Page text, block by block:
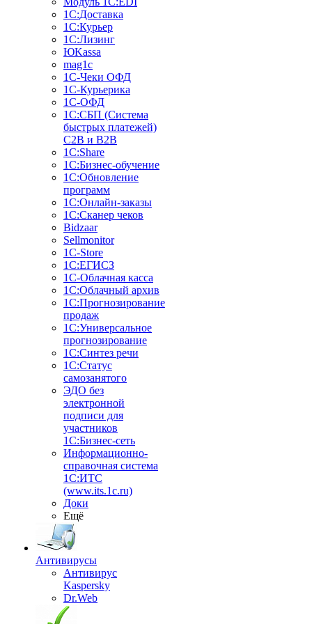
1С:Доставка
1С:Курьер
1С:Лизинг
ЮKassa
mag1c
1С-Чеки ОФД
1С-Курьерика
1С-ОФД
1С:СБП (Система
быстрых платежей)
C2B и B2B
1С:Share
1С:Бизнес-обучение
1С:Обновление
программ
1С:Онлайн-заказы
1С:Сканер чеков
Bidzaar
Sellmonitor
1C-Store
1С:ЕГИСЗ
1С-Облачная касса
1С:Облачный архив
1С:Прогнозирование
продаж
1С:Универсальное
прогнозирование
1С:Синтез речи
1С:Статус
самозанятого
ЭДО без
электронной
подписи для
участников
1С:Бизнес-сеть
Информационно-
справочная система
1С:ИТС
(www.its.1c.ru)
Доки
Ещё
Антивирусы
Антивирус
Kaspersky
Dr.Web